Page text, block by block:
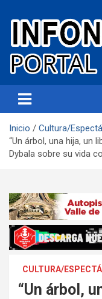
Infonoa
Inicio
Cultura/
“Un árbol, una hija, un
Dybala sobre su vida
CULTURA/
“Un árbol,